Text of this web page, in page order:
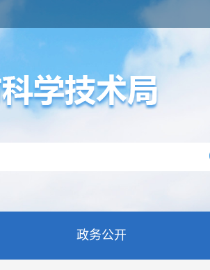
政务公开